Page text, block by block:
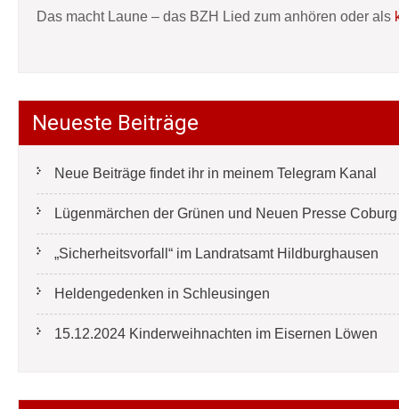
Das macht Laune – das BZH Lied zum anhören oder als
Neueste Beiträge
Neue Beiträge findet ihr in meinem Telegram Kanal
Lügenmärchen der Grünen und Neuen Presse
„Sicherheitsvorfall“ im Landratsamt Hildburghausen
Heldengedenken in Schleusingen
15.12.2024 Kinderweihnachten im Eisernen Löwen